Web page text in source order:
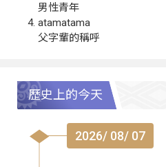
男性青年
atamatama
父字輩的稱呼
歷史上的今天
2026/ 08/ 07